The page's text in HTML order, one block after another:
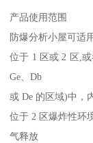
产品使用范围
防爆分析小屋可适
位于 1 区或 2 区,
Ge、Db
或 De 的区域)中，
位于 2 区爆炸性环
气释放